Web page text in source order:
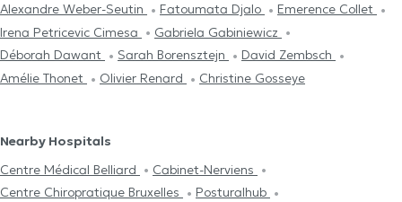
Alexandre Weber-Seutin
Fatoumata Djalo
Emerence Collet
Irena Petricevic Cimesa
Gabriela Gabiniewicz
Déborah Dawant
Sarah Borensztejn
David Zembsch
Amélie Thonet
Olivier Renard Christine Gosseye
Nearby Hospitals
Centre Médical Belliard
Cabinet-Nerviens
Centre Chiropratique Bruxelles
Posturalhub